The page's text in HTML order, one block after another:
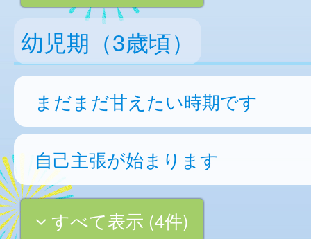
幼児期（3歳頃）
まだまだ甘えたい時期です
自己主張が始まります
すべて表示 (4件)